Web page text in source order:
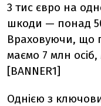
3 тис євро на
шкоди — понад
Враховуючи, що
маємо 7 млн
[BANNER1]
Однією з